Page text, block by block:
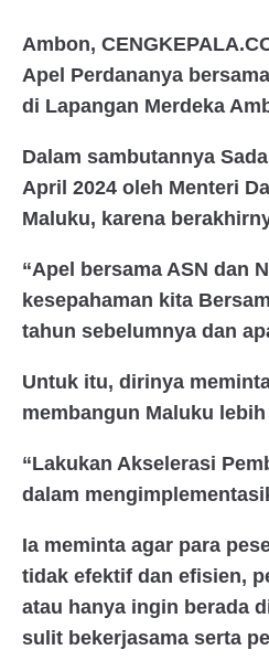
Ambon,
Apel Perdananya
di Lapangan Merdeka
Dalam sambutannya
April 2024 oleh Menteri
Maluku, karena
“Apel bersama ASN dan
kesepahaman kita
tahun sebelumnya dan
Untuk itu, dirinya
membangun Maluku
“Lakukan Akselerasi
dalam
Ia meminta agar para
tidak efektif dan efisien,
atau hanya ingin berada
sulit bekerjasama serta